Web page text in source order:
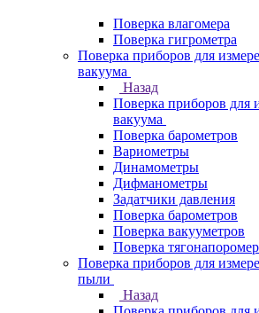
Поверка влагомера
Поверка гигрометра
Поверка приборов для
вакуума
Назад
Поверка приборов для
вакуума
Поверка барометров
Вариометры
Динамометры
Дифманометры
Задатчики давления
Поверка барометров
Поверка вакууметров
Поверка
Поверка приборов для
пыли
Назад